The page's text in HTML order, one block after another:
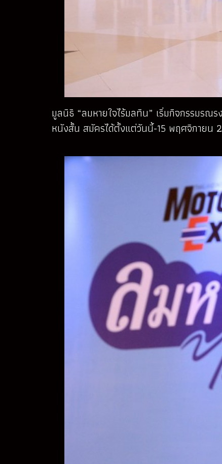
มูลนิธิ “ลมหายใจไร้มลทิน” เริ่มกิจกรรมรณ
หนังสั้น สมัครได้ตั้งแต่วันนี้-15 พฤศจิกายน